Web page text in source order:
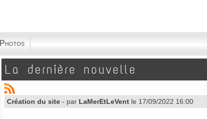
Photos
La dernière nouvelle
Création du site - par LaMerEtLeVent le 17/09/2022 16:00